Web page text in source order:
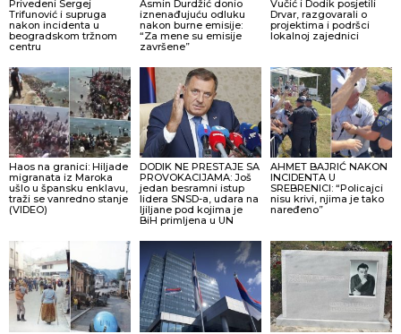
Privedeni Sergej
Trifunović i supruga
nakon incidenta u
beogradskom tržnom
centru
Asmin Durdžić donio
iznenađujuću odluku
nakon burne emisije:
“Za mene su emisije
završene”
Vučić i Dodik posjetili
Drvar, razgovarali o
projektima i podršci
lokalnoj zajednici
Haos na granici: Hiljade
migranata iz Maroka
ušlo u špansku enklavu,
traži se vanredno stanje
(VIDEO)
DODIK NE PRESTAJE SA
PROVOKACIJAMA: Još
jedan besramni istup
lidera SNSD-a, udara na
ljiljane pod kojima je
BiH primljena u UN
AHMET BAJRIĆ NAKON
INCIDENTA U
SREBRENICI: “Policajci
nisu krivi, njima je tako
naređeno”